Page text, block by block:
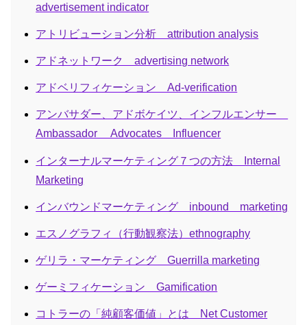
advertisement indicator
アトリビューション分析 attribution analysis
アドネットワーク advertising network
アドベリフィケーション Ad-verification
アンバサダー、アドボケイツ、インフルエンサー
Ambassador Advocates Influencer
インターナルマーケティング７つの方法 Internal
Marketing
インバウンドマーケティング inbound marketing
エスノグラフィ（行動観察法）ethnography
ゲリラ・マーケティング Guerrilla marketing
ゲーミフィケーション Gamification
コトラーの「純顧客価値」とは Net Customer